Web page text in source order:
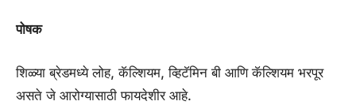
पोषक
शिळ्या ब्रेडमध्ये लोह, कॅल्शियम, व्हिटॅमिन बी आणि कॅल्शियम भरपूर
असते जे आरोग्यासाठी फायदेशीर आहे.